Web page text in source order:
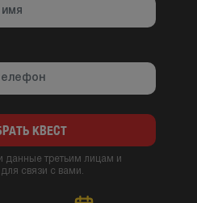
КВЕСТ
третьим лицам и
связи с вами.